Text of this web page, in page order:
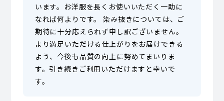
います。お洋服を長くお使いいただく一助に
なれば何よりです。 染み抜きについては、ご
期待に十分応えられず申し訳ございません。
より満足いただける仕上がりをお届けできる
よう、今後も品質の向上に努めてまいりま
す。引き続きご利用いただけますと幸いで
す。